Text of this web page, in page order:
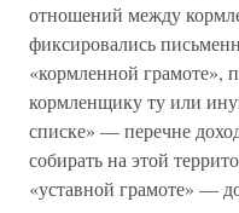
отношений между
фиксировались
«кормленной грамоте»,
кормленщику ту или
списке» — перечне
собирать на этой
«уставной грамоте» —